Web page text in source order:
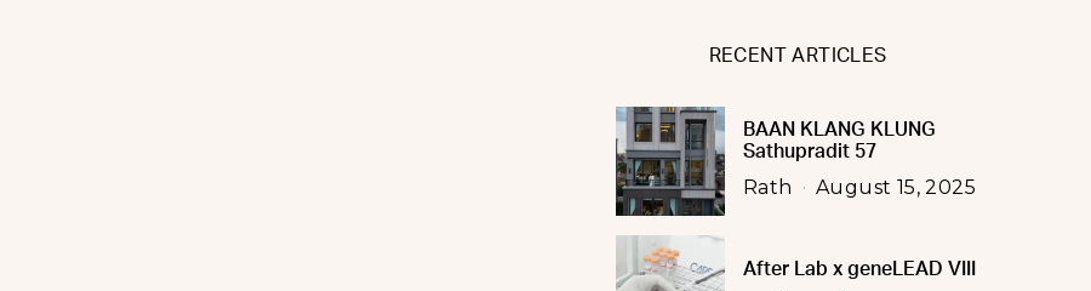
RECENT ARTICLES
BAAN KLANG KLUNG
Sathupradit 57
Rath August 15, 2025
After Lab x geneLEAD VIII